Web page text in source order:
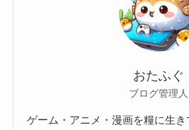
おたふぐ
ブログ管理人
ゲーム・アニメ・漫画を糧に生き